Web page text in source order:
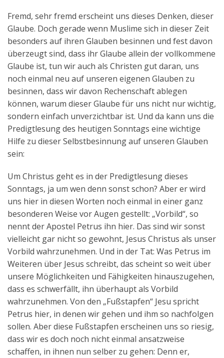
Fremd, sehr fremd erscheint uns dieses Denken, dieser
Glaube. Doch gerade wenn Muslime sich in dieser Zeit
besonders auf ihren Glauben besinnen und fest davon
überzeugt sind, dass ihr Glaube allein der vollkommene
Glaube ist, tun wir auch als Christen gut daran, uns
noch einmal neu auf unseren eigenen Glauben zu
besinnen, dass wir davon Rechenschaft ablegen
können, warum dieser Glaube für uns nicht nur wichtig,
sondern einfach unverzichtbar ist. Und da kann uns die
Predigtlesung des heutigen Sonntags eine wichtige
Hilfe zu dieser Selbstbesinnung auf unseren Glauben
sein:
Um Christus geht es in der Predigtlesung dieses
Sonntags, ja um wen denn sonst schon? Aber er wird
uns hier in diesen Worten noch einmal in einer ganz
besonderen Weise vor Augen gestellt: „Vorbild“, so
nennt der Apostel Petrus ihn hier. Das sind wir sonst
vielleicht gar nicht so gewohnt, Jesus Christus als unser
Vorbild wahrzunehmen. Und in der Tat: Was Petrus im
Weiteren über Jesus schreibt, das scheint so weit über
unsere Möglichkeiten und Fähigkeiten hinauszugehen,
dass es schwerfällt, ihn überhaupt als Vorbild
wahrzunehmen. Von den „Fußstapfen“ Jesu spricht
Petrus hier, in denen wir gehen und ihm so nachfolgen
sollen. Aber diese Fußstapfen erscheinen uns so riesig,
dass wir es doch noch nicht einmal ansatzweise
schaffen, in ihnen nun selber zu gehen: Denn er,